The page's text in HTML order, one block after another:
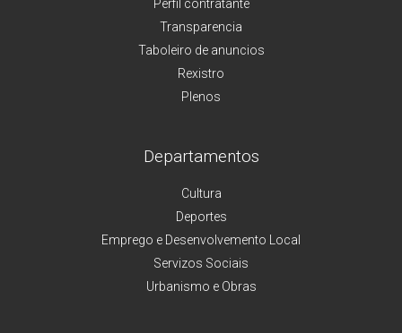
Perfil contratante
Transparencia
Taboleiro de anuncios
Rexistro
Plenos
Departamentos
Cultura
Deportes
Emprego e Desenvolvemento Local
Servizos Sociais
Urbanismo e Obras